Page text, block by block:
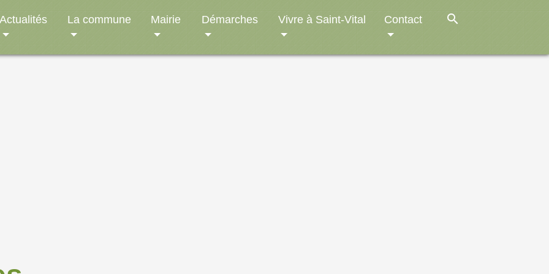
Actualités La commune Mairie Démarches Vivre à Saint-Vital Contact search